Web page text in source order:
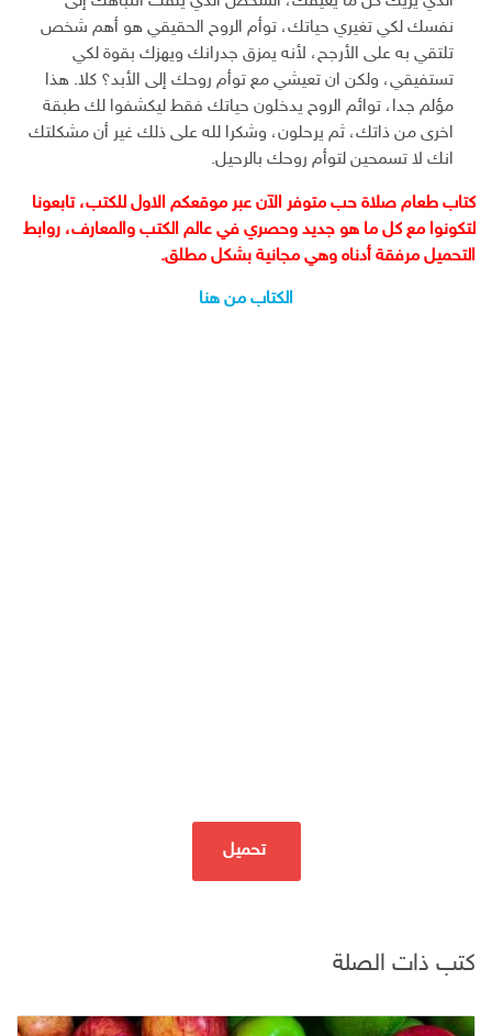
نفسك لكي تغيري حياتك، توأم الروح الحقيقي هو أهم شخص
تلتقي به على الأرجح، لأنه يمزق جدرانك ويهزك بقوة لكي
تستفيقي، ولكن ان تعيشي مع توأم روحك إلى الأبد؟ كلا. هذا
مؤلم جدا، توائم الروح يدخلون حياتك فقط ليكشفوا لك طبقة
اخرى من ذاتك، ثم يرحلون، وشكرا لله على ذلك غير أن مشكلتك
انك لا تسمحين لتوأم روحك بالرحيل.
كتاب طعام صلاة حب متوفر الآن عبر موقعكم الاول للكتب، تابعونا
لتكونوا مع كل ما هو جديد وحصري في عالم الكتب والمعارف، روابط
التحميل مرفقة أدناه وهي مجانية بشكل مطلق.
الكتاب من هنا
تحميل
كتب ذات الصلة